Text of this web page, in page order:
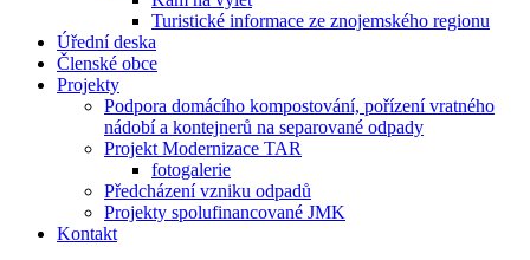
Turistické informace ze znojemského regionu
Úřední deska
Členské obce
Projekty
Podpora domácího kompostování, pořízení vratného
nádobí a kontejnerů na separované odpady
Projekt Modernizace TAR
fotogalerie
Předcházení vzniku odpadů
Projekty spolufinancované JMK
Kontakt